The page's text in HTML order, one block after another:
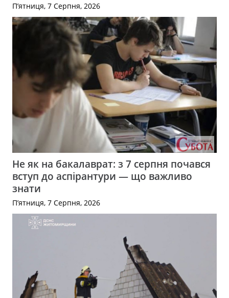
П’ятниця, 7 Серпня, 2026
Не як на бакалаврат: з 7 серпня почався
вступ до аспірантури — що важливо
знати
П’ятниця, 7 Серпня, 2026